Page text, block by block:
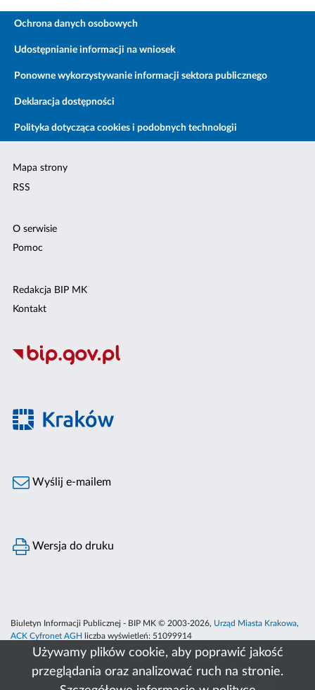
Używamy plików cookie, aby poprawić jakość
przeglądania oraz analizować ruch na stronie.
Ochrona danych osobowych
Udostępnianie informacji na wniosek
Ponowne wykorzystywanie informacji sektora publicznego
Deklaracja dostępności
Polityka dotycząca cookies i podobnych technologii
Mapa strony
RSS
O serwisie
Pomoc
Redakcja BIP MK
Kontakt
Wyślij e-mailem
Wersja do druku
Biuletyn Informacji Publicznej - BIP MK © 2003-2026, Urząd Miasta Krakowa,
ACK Cyfronet AGH
liczba wyświetleń: 51099914